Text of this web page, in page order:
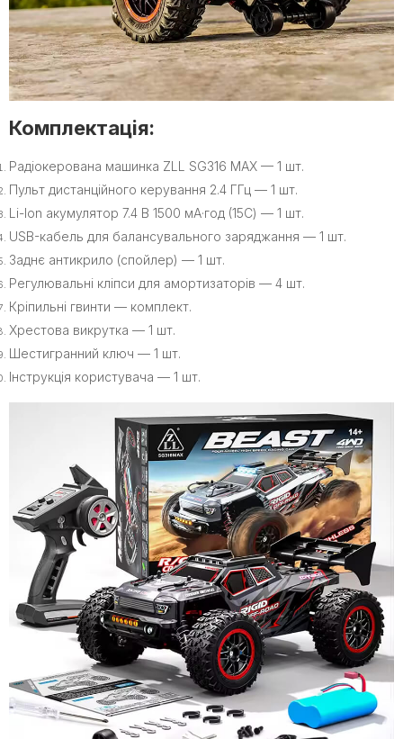
Комплектація:
Радіокерована машинка ZLL SG316 MAX — 1 шт.
Пульт дистанційного керування 2.4 ГГц — 1 шт.
Li-Ion акумулятор 7.4 В 1500 мА·год (15C) — 1 шт.
USB-кабель для балансувального заряджання — 1 шт.
Заднє антикрило (спойлер) — 1 шт.
Регулювальні кліпси для амортизаторів — 4 шт.
Кріпильні гвинти — комплект.
Хрестова викрутка — 1 шт.
Шестигранний ключ — 1 шт.
Інструкція користувача — 1 шт.